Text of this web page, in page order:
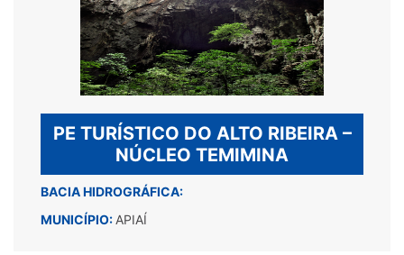
PE TURÍSTICO DO ALTO RIBEIRA –
NÚCLEO TEMIMINA
BACIA HIDROGRÁFICA:
MUNICÍPIO: APIAÍ